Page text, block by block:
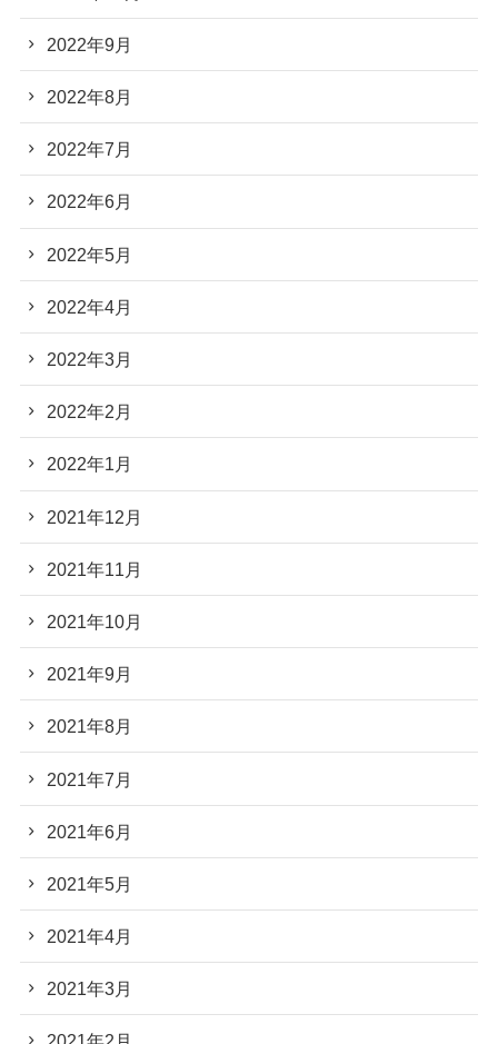
2022年9月
2022年8月
2022年7月
2022年6月
2022年5月
2022年4月
2022年3月
2022年2月
2022年1月
2021年12月
2021年11月
2021年10月
2021年9月
2021年8月
2021年7月
2021年6月
2021年5月
2021年4月
2021年3月